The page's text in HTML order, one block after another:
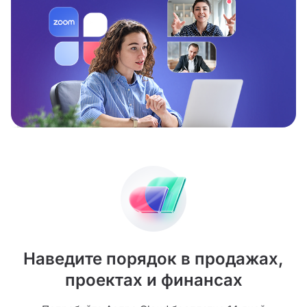
Наведите порядок в продажах,
проектах и финансах